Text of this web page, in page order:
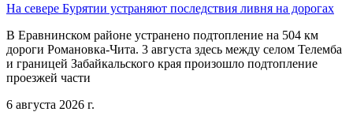
На севере Бурятии устраняют последствия ливня на дорогах
В Еравнинском районе устранено подтопление на 504 км
дороги Романовка-Чита. 3 августа здесь между селом Телемба
и границей Забайкальского края произошло подтопление
проезжей части
6 августа 2026 г.